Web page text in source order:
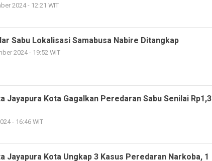
2024 - 12:21 WIT
Sabu Lokalisasi Samabusa Nabire Ditangkap
2024 - 19:52 WIT
Jayapura Kota Gagalkan Peredaran Sabu Senilai Rp1,3
- 16:46 WIT
Jayapura Kota Ungkap 3 Kasus Peredaran Narkoba, 1